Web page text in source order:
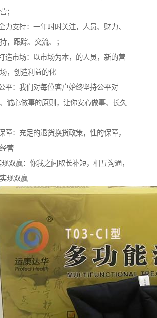
；
力支持：一年时时关注，人员、财力、
，跟踪、交流、；
造市场：以市场为本，的人员，新的营
，创造利益的化
平：我们对每位客户始终坚持公平对
诚心做事的原则，让你安心做事、长久
障：充足的退货换货政策，性的保障，
营
双赢：你我之间取长补短，相互沟通，
现双赢